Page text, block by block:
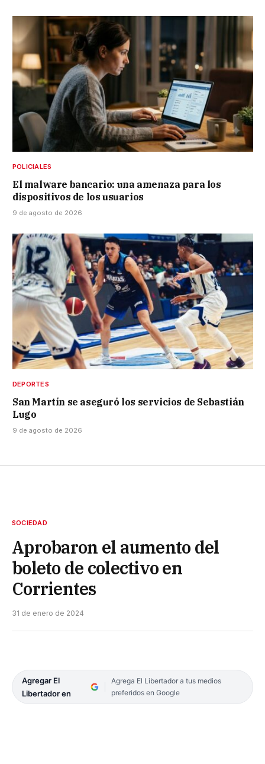
POLICIALES
El malware bancario: una amenaza para los
dispositivos de los usuarios
9 de agosto de 2026
DEPORTES
San Martín se aseguró los servicios de Sebastián
Lugo
9 de agosto de 2026
SOCIEDAD
Aprobaron el aumento del
boleto de colectivo en
Corrientes
31 de enero de 2024
Agregar El
Libertador en
Agrega El Libertador a tus medios
preferidos en Google